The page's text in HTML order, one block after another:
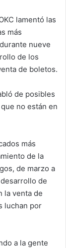
lamentó las
más
nueve
de los
de boletos.
de posibles
no están en
más
de la
de marzo a
de
la venta de
luchan por
a la gente